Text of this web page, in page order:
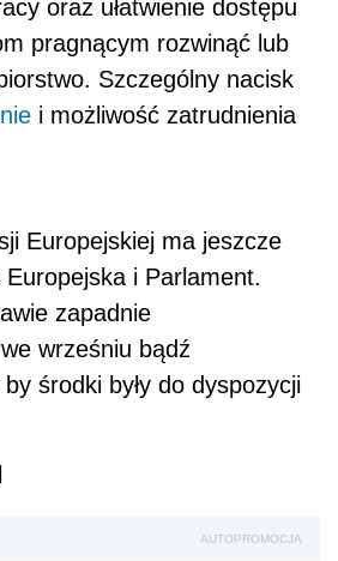
oraz ułatwienie dostępu
pragnącym rozwinąć lub
Szczególny nacisk
i możliwość zatrudnienia
Europejskiej ma jeszcze
i Parlament.
zapadnie
wrześniu bądź
środki były do dyspozycji
AUTOPROMOCJA